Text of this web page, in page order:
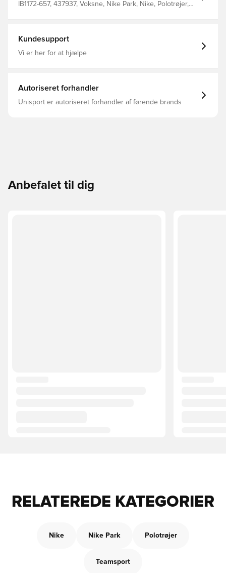
IB1172-657, 437937, Voksne, Nike Park, Nike, Polotrøjer,
Kundesupport
Vi er her for at hjælpe
Autoriseret forhandler
Unisport er autoriseret forhandler af førende brands
Anbefalet til dig
RELATEREDE KATEGORIER
Nike Nike Park Polotrøjer
Teamsport